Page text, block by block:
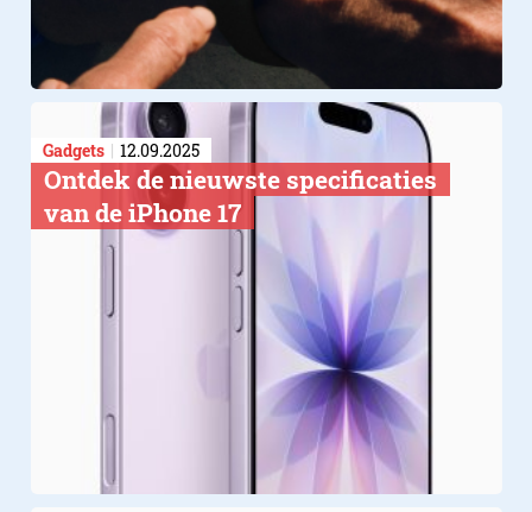
Gadgets 12.09.2025
Ontdek de nieuwste specificaties
van de iPhone 17